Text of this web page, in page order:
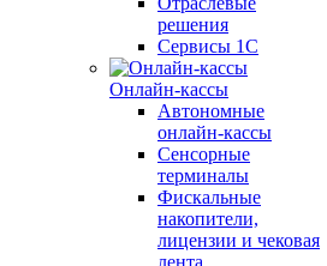
решения
Сервисы 1С
Онлайн-кассы
Автономные
онлайн-кассы
Сенсорные
терминалы
Фискальные
накопители,
лицензии и чековая
лента